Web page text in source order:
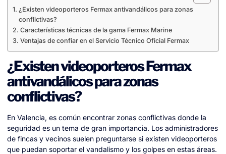
¿Existen videoporteros Fermax antivandálicos para zonas
conflictivas?
Características técnicas de la gama Fermax Marine
Ventajas de confiar en el Servicio Técnico Oficial Fermax
¿Existen videoporteros Fermax
antivandálicos para zonas
conflictivas?
En Valencia, es común encontrar zonas conflictivas donde la
seguridad es un tema de gran importancia. Los administradores
de fincas y vecinos suelen preguntarse si existen videoporteros
que puedan soportar el vandalismo y los golpes en estas áreas.